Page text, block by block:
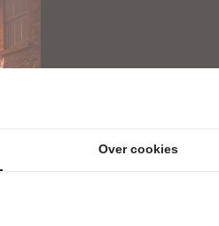
Over cookies